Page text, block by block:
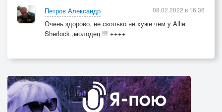
Петров Александр
Очень здорово, не сколько не хуже чем у Allie
Sherlock ,молодец !!! ++++
08.02.2022 в 16:36